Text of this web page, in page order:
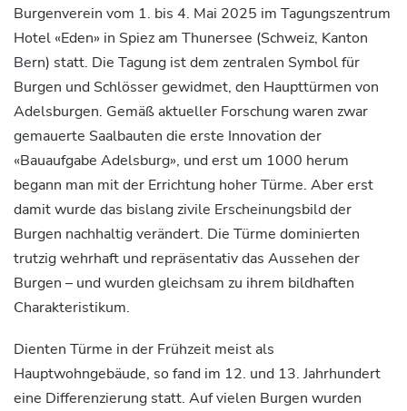
Burgenverein vom 1. bis 4. Mai 2025 im Tagungszentrum
Hotel «Eden» in Spiez am Thunersee (Schweiz, Kanton
Bern) statt. Die Tagung ist dem zentralen Symbol für
Burgen und Schlösser gewidmet, den Haupttürmen von
Adelsburgen. Gemäß aktueller Forschung waren zwar
gemauerte Saalbauten die erste Innovation der
«Bauaufgabe Adelsburg», und erst um 1000 herum
begann man mit der Errichtung hoher Türme. Aber erst
damit wurde das bislang zivile Erscheinungsbild der
Burgen nachhaltig verändert. Die Türme dominierten
trutzig wehrhaft und repräsentativ das Aussehen der
Burgen – und wurden gleichsam zu ihrem bildhaften
Charakteristikum.
Dienten Türme in der Frühzeit meist als
Hauptwohngebäude, so fand im 12. und 13. Jahrhundert
eine Differenzierung statt. Auf vielen Burgen wurden